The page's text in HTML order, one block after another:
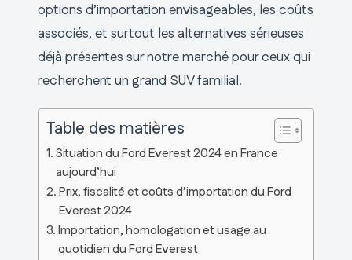
options d’importation envisageables, les coûts
associés, et surtout les alternatives sérieuses
déjà présentes sur notre marché pour ceux qui
recherchent un grand SUV familial.
Table des matières
Situation du Ford Everest 2024 en France
aujourd’hui
Prix, fiscalité et coûts d’importation du Ford
Everest 2024
Importation, homologation et usage au
quotidien du Ford Everest